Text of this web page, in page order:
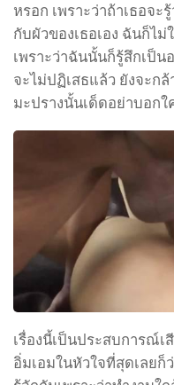
หรอก เพราะว่าถ้าเธอจะ
กับผัวของเธอเอง ฉันก็ไ
เพราะว่าฉันนั้นก็รู้สึกเป็น
จะไม่ปฏิเสธแล้ว ยังจะก
มะปรางนั้นเด็ดอย่าบอกใ
เรื่องนี้เป็นประสบการณ์
อิ่มเอมในหัวใจที่สุดเลยก็